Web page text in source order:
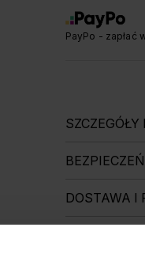
PayPo - zapłać
DOSTAWA I
Wszystkie